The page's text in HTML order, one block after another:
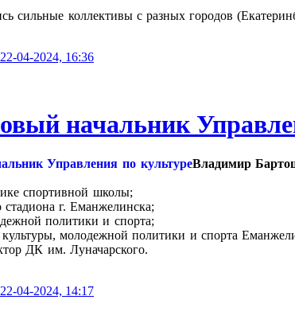
сильные коллективы с разных городов
22-04-2024, 16:36
начальник
Владимир
спортивной школы;
стадиона г. Еманжелинска;
политики и спорта;
молодежной политики и спорта
ДК им. Луначарского.
22-04-2024, 14:17